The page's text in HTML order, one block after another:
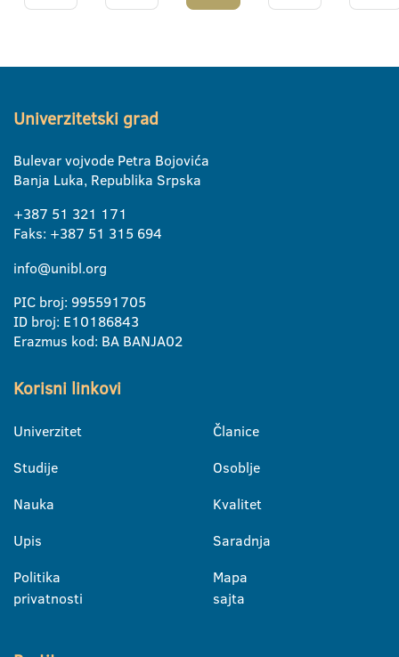
Univerzitetski grad
Bulevar vojvode Petra Bojovića
Banja Luka, Republika Srpska
+387 51 321 171
Faks: +387 51 315 694
info@unibl.org
PIC broj: 995591705
ID broj: E10186843
Erazmus kod: BA BANJA02
Korisni linkovi
Univerzitet
Studije
Nauka
Upis
Politika
privatnosti
Članice
Osoblje
Kvalitet
Saradnja
Mapa
sajta